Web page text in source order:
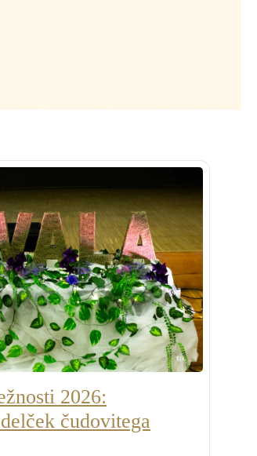
2026:
čudovitega